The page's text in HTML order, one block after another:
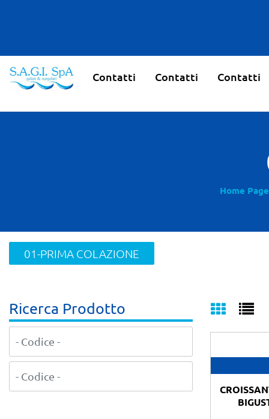
Contatti Contatti Contatti
Home Page
01-PRIMA COLAZIONE
Ricerca Prodotto